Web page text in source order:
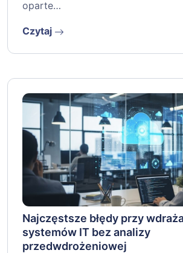
oparte…
Czytaj
Najczęstsze błędy przy
systemów IT bez analizy
przedwdrożeniowej